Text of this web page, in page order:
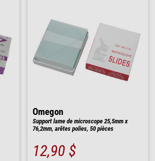
Omegon
Support lame de microscope 25,5mm x
76,2mm, arêtes polies, 50 pièces
12,90 $